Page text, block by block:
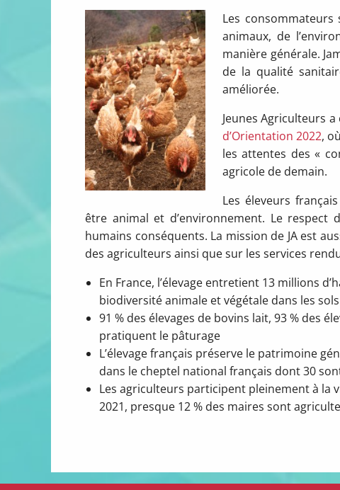
Les consommateurs
animaux, de
manière générale.
de la qualité
améliorée.
Jeunes Agriculteurs
d’Orientation 2022,
les attentes des «
agricole de demain.
Les éleveurs
être animal et d’environnement. Le respect
humains conséquents. La mission de JA est
des agriculteurs ainsi que sur les services
En France, l’élevage entretient 13 millions
biodiversité animale et végétale dans les
91 % des élevages de bovins lait, 93 % des
pratiquent le pâturage
L’élevage français préserve le patrimoine
dans le cheptel national français dont 30
Les agriculteurs participent pleinement à
2021, presque 12 % des maires sont